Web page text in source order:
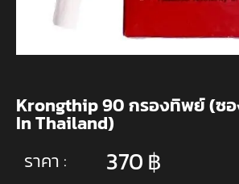
Krongthip 90 กรองทิพย์ (ซ
In Thailand)
ราคา :
370฿